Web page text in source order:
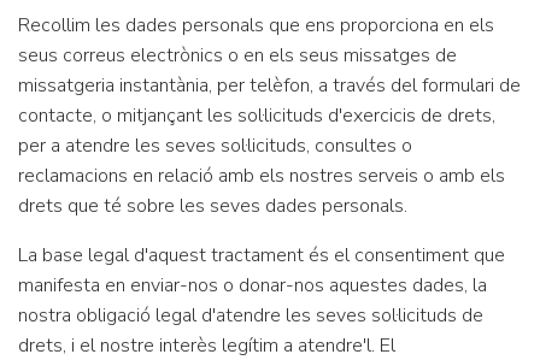
Recollim les dades personals que ens proporciona en els
seus correus electrònics o en els seus missatges de
missatgeria instantània, per telèfon, a través del formulari de
contacte, o mitjançant les sol·licituds d'exercicis de drets,
per a atendre les seves sol·licituds, consultes o
reclamacions en relació amb els nostres serveis o amb els
drets que té sobre les seves dades personals.
La base legal d'aquest tractament és el consentiment que
manifesta en enviar-nos o donar-nos aquestes dades, la
nostra obligació legal d'atendre les seves sol·licituds de
drets, i el nostre interès legítim a atendre'l. El